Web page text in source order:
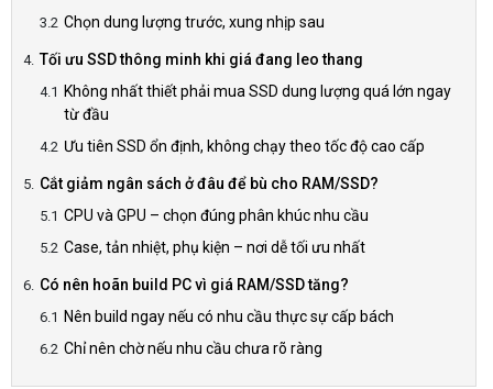
Chọn dung lượng trước, xung nhịp sau
Tối ưu SSD thông minh khi giá đang leo thang
Không nhất thiết phải mua SSD dung lượng quá lớn ngay
từ đầu
Ưu tiên SSD ổn định, không chạy theo tốc độ cao cấp
Cắt giảm ngân sách ở đâu để bù cho RAM/SSD?
CPU và GPU – chọn đúng phân khúc nhu cầu
Case, tản nhiệt, phụ kiện – nơi dễ tối ưu nhất
Có nên hoãn build PC vì giá RAM/SSD tăng?
Nên build ngay nếu có nhu cầu thực sự cấp bách
Chỉ nên chờ nếu nhu cầu chưa rõ ràng